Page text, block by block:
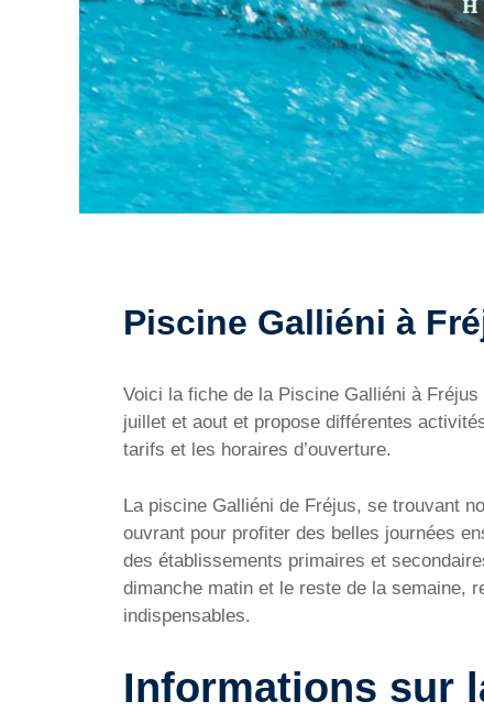
Piscine Galliéni à
Voici la fiche de la Piscine Galliéni à
juillet et aout et propose différentes
tarifs et les horaires d’ouverture.
La piscine Galliéni de Fréjus, se trouvant
ouvrant pour profiter des belles journées
des établissements primaires et
dimanche matin et le reste de la semaine,
indispensables.
Informations sur